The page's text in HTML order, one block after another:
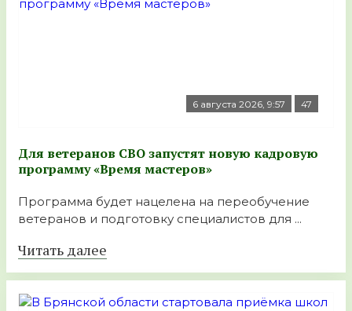
6 августа 2026, 9:57 47
Для ветеранов СВО запустят новую кадровую
программу «Время мастеров»
Программа будет нацелена на переобучение
ветеранов и подготовку специалистов для ...
Читать далее